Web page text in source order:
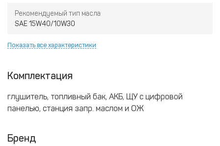
Рекомендуемый тип масла
SAE 15W40/10W30
Показать все характеристики
Комплектация
глушитель, топливный бак, АКБ, ЩУ с цифровой
панелью, станция запр. маслом и ОЖ
Бренд